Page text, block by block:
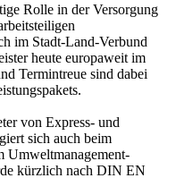
Rolle in der Versorgung
im Stadt-Land-Verbund
heute europaweit im
Termintreue sind dabei
von Express- und
sich auch beim
Umweltmanagement-
kürzlich nach DIN EN